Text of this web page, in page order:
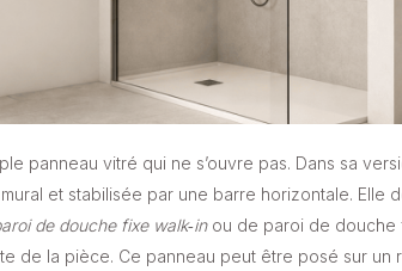
panneau vitré qui ne s’ouvre pas. Dans sa
et stabilisée par une barre horizontale. Elle
de douche fixe walk‑inou de paroi de douche
de la pièce. Ce panneau peut être posé sur un